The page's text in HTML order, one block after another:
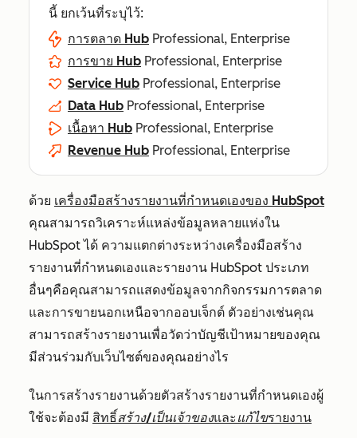
นี้ ยกเว้นที่ระบุไว้:
การตลาด Hub Professional, Enterprise
การขาย Hub Professional, Enterprise
Service Hub Professional, Enterprise
Data Hub Professional, Enterprise
เนื้อหา Hub Professional, Enterprise
Revenue Hub Professional, Enterprise
ด้วย เครื่องมือสร้างรายงานที่กำหนดเองของ HubSpot
คุณสามารถวิเคราะห์แหล่งข้อมูลหลายแห่งใน
HubSpot ได้ ความแตกต่างระหว่างเครื่องมือสร้าง
รายงานที่กำหนดเองและรายงาน HubSpot ประเภท
อื่นๆคือคุณสามารถแสดงข้อมูลจากกิจกรรมการตลาด
และการขายนอกเหนือจากออบเจ็กต์ ตัวอย่างเช่นคุณ
สามารถสร้างรายงานเพื่อวัดว่าบัญชีเป้าหมายของคุณ
มีส่วนร่วมกับเว็บไซต์ของคุณอย่างไร
ในการสร้างรายงานด้วยตัวสร้างรายงานที่กำหนดเองผู้
ใช้จะต้องมี สิทธิ์สร้าง/เป็นเจ้าของและ แก้ไขรายงาน